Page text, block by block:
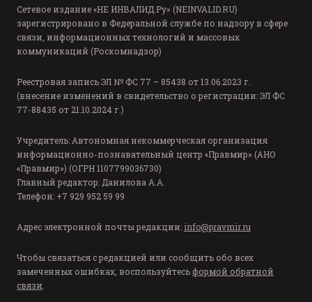
Сетевое издание «НЕ ИНВАЛИД.Ру» (NEINVALID.RU)
зарегистрировано в Федеральной службе по надзору в сфере
связи, информационных технологий и массовых
коммуникаций (Роскомнадзор)
Реестровая запись ЭЛ № ФС 77 – 85438 от 13.06.2023 г.
(внесение изменений в свидетельство о регистрации: ЭЛ ФС
77-88435 от 21.10.2024 г.)
Учредитель: Автономная некоммерческая организация
информационно-познавательный центр «Правмир» (АНО
«Правмир») (ОГРН 1107799036730)
Главный редактор: Данилова А.А.
Телефон: +7 929 952 59 99
Адрес электронной почты редакции: info@pravmir.ru
Чтобы связаться с редакцией или сообщить обо всех
замеченных ошибках, воспользуйтесь формой обратной
связи.